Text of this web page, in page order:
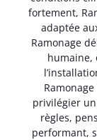
fortement,
adaptée
Ramonage
humaine,
privilégier
règles,
performant,